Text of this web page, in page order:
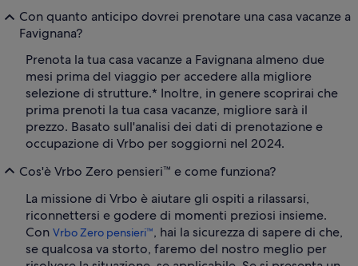
Con quanto anticipo dovrei prenotare una casa vacanze a
Favignana?
Prenota la tua casa vacanze a Favignana almeno due
mesi prima del viaggio per accedere alla migliore
selezione di strutture.* Inoltre, in genere scoprirai che
prima prenoti la tua casa vacanze, migliore sarà il
prezzo. Basato sull'analisi dei dati di prenotazione e
occupazione di Vrbo per soggiorni nel 2024.
Cos'è Vrbo Zero pensieri™ e come funziona?
La missione di Vrbo è aiutare gli ospiti a rilassarsi,
riconnettersi e godere di momenti preziosi insieme.
Con Vrbo Zero pensieri™, hai la sicurezza di sapere di che,
se qualcosa va storto, faremo del nostro meglio per